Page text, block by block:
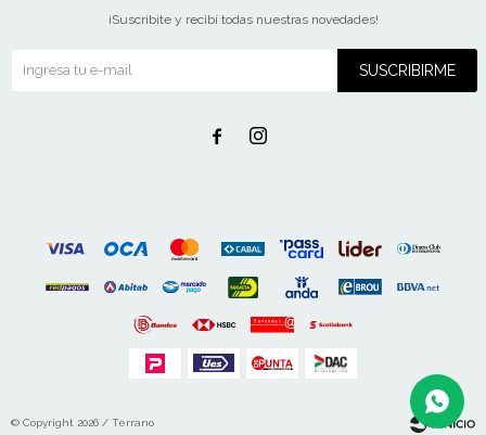
¡Suscribite y recibí todas nuestras novedades!
SUSCRIBIRME
 
© Copyright 2026 / Terrano